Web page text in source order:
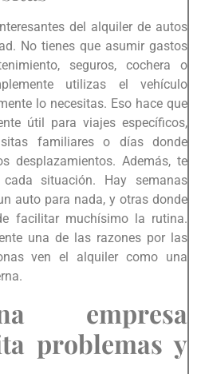
del alquiler de autos
No tienes que asumir gastos
seguros, cochera o
utilizas el vehículo
lo necesitas. Eso hace que
útil para viajes específicos,
familiares o días donde
desplazamientos. Además, te
situación. Hay semanas
auto para nada, y otras donde
facilitar muchísimo la rutina.
una de las razones por las
ven el alquiler como una
empresa
problemas y